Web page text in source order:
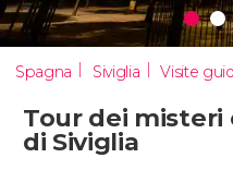
Spagna Siviglia
Tour dei
di Siviglia